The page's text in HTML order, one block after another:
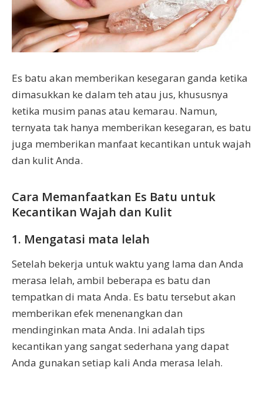
Es batu akan memberikan kesegaran ganda ketika
dimasukkan ke dalam teh atau jus, khususnya
ketika musim panas atau kemarau. Namun,
ternyata tak hanya memberikan kesegaran, es batu
juga memberikan manfaat kecantikan untuk wajah
dan kulit Anda.
Cara Memanfaatkan Es Batu untuk
Kecantikan Wajah dan Kulit
1. Mengatasi mata lelah
Setelah bekerja untuk waktu yang lama dan Anda
merasa lelah, ambil beberapa es batu dan
tempatkan di mata Anda. Es batu tersebut akan
memberikan efek menenangkan dan
mendinginkan mata Anda. Ini adalah tips
kecantikan yang sangat sederhana yang dapat
Anda gunakan setiap kali Anda merasa lelah.